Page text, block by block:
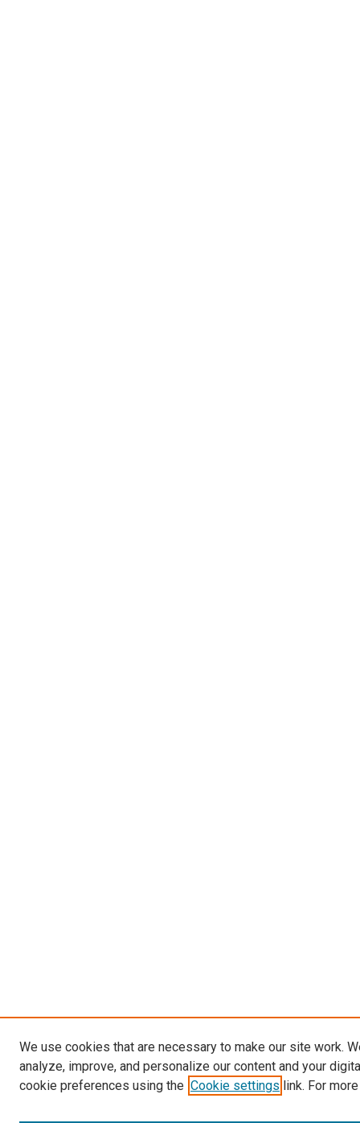
We use cookies that are necessary to make our site work.
analyze, improve, and personalize our content and your
cookie preferences using the Cookie settings link. For